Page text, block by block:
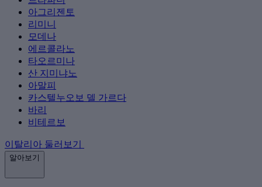
아그리젠토
리미니
모데나
에르콜라노
타오르미나
산 지미냐노
아말피
카스텔누오보 델 가르다
바리
비테르보
이탈리아 둘러보기
알아보기